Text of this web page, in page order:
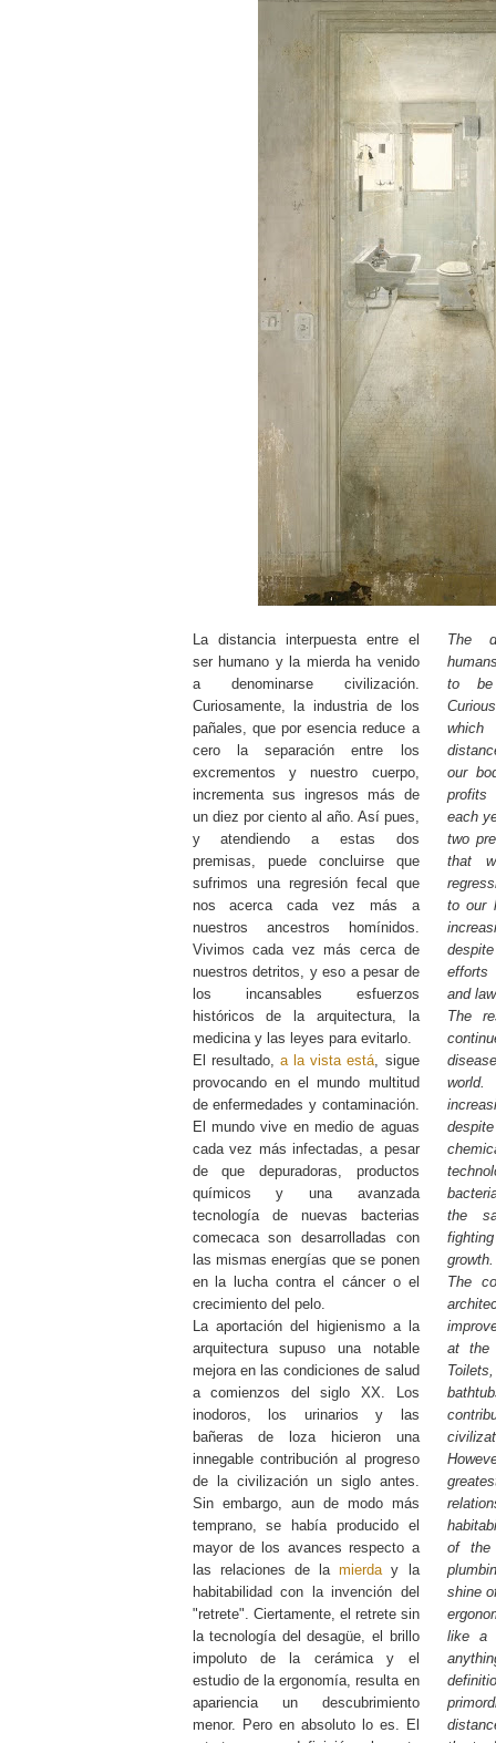
La distancia interpuesta entre el
ser humano y la mierda ha venido
a denominarse civilización.
Curiosamente, la industria de los
pañales, que por esencia reduce a
cero la separación entre los
excrementos y nuestro cuerpo,
incrementa sus ingresos más de
un diez por ciento al año. Así pues,
y atendiendo a estas dos
premisas, puede concluirse que
sufrimos una regresión fecal que
nos acerca cada vez más a
nuestros ancestros homínidos.
Vivimos cada vez más cerca de
nuestros detritos, y eso a pesar de
los incansables esfuerzos
históricos de la arquitectura, la
medicina y las leyes para evitarlo.
El resultado, a la vista está , sigue
provocando en el mundo multitud
de enfermedades y contaminación.
El mundo vive en medio de aguas
cada vez más infectadas, a pesar
de que depuradoras, productos
químicos y una avanzada
tecnología de nuevas bacterias
comecaca son desarrolladas con
las mismas energías que se ponen
en la lucha contra el cáncer o el
crecimiento del pelo.
La aportación del higienismo a la
arquitectura supuso una notable
mejora en las condiciones de salud
a comienzos del siglo XX. Los
inodoros, los urinarios y las
bañeras de loza hicieron una
innegable contribución al progreso
de la civilización un siglo antes.
Sin embargo, aun de modo más
temprano, se había producido el
mayor de los avances respecto a
las relaciones de lamierda y la
habitabilidad con la invención del
"retrete". Ciertamente, el retrete sin
la tecnología del desagüe, el brillo
impoluto de la cerámica y el
estudio de la ergonomía, resulta en
apariencia un descubrimiento
menor. Pero en absoluto lo es. El
The
to be
our
profits
each
two
that
to our
efforts
and
The
the
growth.
The
at the
of the
shine
like a